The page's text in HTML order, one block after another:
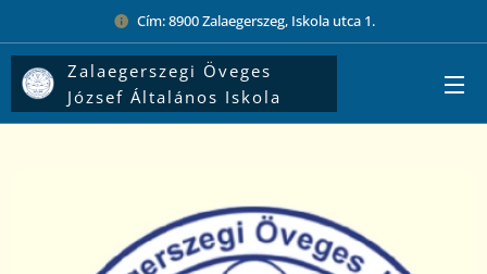
Cím: 8900 Zalaegerszeg, Iskola utca 1.
Zalaegerszegi Öveges
József Általános Iskola